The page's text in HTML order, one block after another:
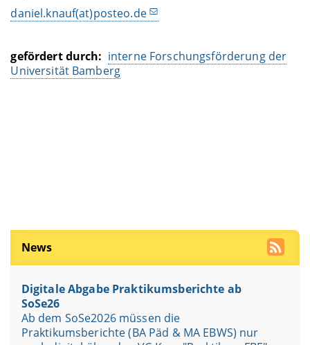
daniel.knauf(at)posteo.de
gefördert durch: interne Forschungsförderung der
Universität Bamberg
News
Digitale Abgabe Praktikumsberichte ab
SoSe26
Ab dem SoSe2026 müssen die
Praktikumsberichte (BA Päd & MA EBWS) nur